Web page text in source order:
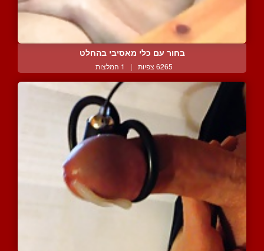
בחור עם כלי מאסיבי בהחלט
6265 צפיות | 1 המלצות